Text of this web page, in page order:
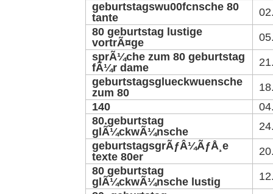
geburtstagswu00fcnsche 80
tante
80 geburtstag lustige
vortrÃ¤ge
sprÃ¼che zum 80 geburtstag
fÃ¼r dame
geburtstagsglueckwuensche
zum 80
140
80.geburtstag
glÃ¼ckwÃ¼nsche
geburtstagsgrÃƒÂ¼ÃƒÅ¸e
texte 80er
80 geburtstag
glÃ¼ckwÃ¼nsche lustig